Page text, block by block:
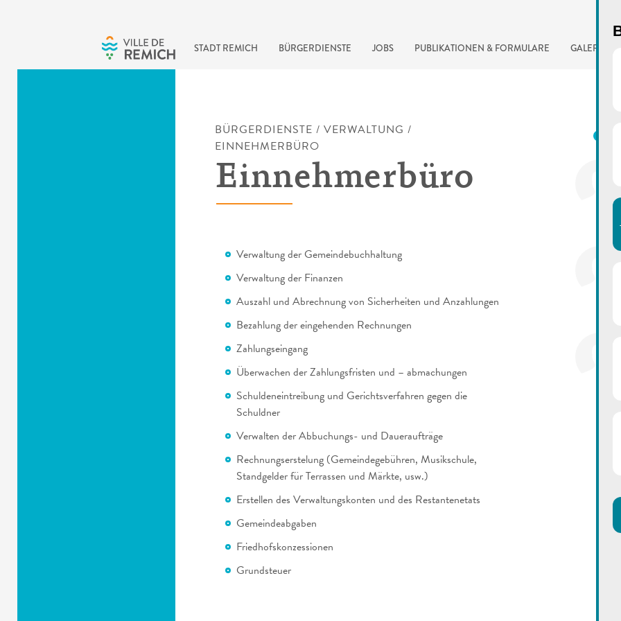
STADT REMICH BÜRGERDIENSTE JOBS PUBLIKATIONEN & FORMULARE GALERIE
BÜRGERDIENSTE / VERWALTUNG /
EINNEHMERBÜRO
Einnehmerbüro
Verwaltung der Gemeindebuchhaltung
Verwaltung der Finanzen
Auszahl und Abrechnung von Sicherheiten und Anzahlungen
Bezahlung der eingehenden Rechnungen
Zahlungseingang
Überwachen der Zahlungsfristen und – abmachungen
Schuldeneintreibung und Gerichtsverfahren gegen die
Schuldner
Verwalten der Abbuchungs- und Daueraufträge
Rechnungserstelung (Gemeindegebühren, Musikschule,
Standgelder für Terrassen und Märkte, usw.)
Erstellen des Verwaltungskonten und des Restantenetats
Gemeindeabgaben
Friedhofskonzessionen
Grundsteuer